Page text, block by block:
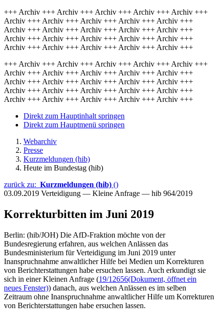
+++ Archiv +++ Archiv +++ Archiv +++ Archiv +++ Archiv +++
Archiv +++ Archiv +++ Archiv +++ Archiv +++ Archiv +++
Archiv +++ Archiv +++ Archiv +++ Archiv +++ Archiv +++
Archiv +++ Archiv +++ Archiv +++ Archiv +++ Archiv +++
Archiv +++ Archiv +++ Archiv +++ Archiv +++ Archiv +++
+++ Archiv +++ Archiv +++ Archiv +++ Archiv +++ Archiv +++
Archiv +++ Archiv +++ Archiv +++ Archiv +++ Archiv +++
Archiv +++ Archiv +++ Archiv +++ Archiv +++ Archiv +++
Archiv +++ Archiv +++ Archiv +++ Archiv +++ Archiv +++
Archiv +++ Archiv +++ Archiv +++ Archiv +++ Archiv +++
Direkt zum Hauptinhalt springen
Direkt zum Hauptmenü springen
Webarchiv
Presse
Kurzmeldungen (hib)
Heute im Bundestag (hib)
zurück zu: Kurzmeldungen (hib) ()
03.09.2019 Verteidigung — Kleine Anfrage — hib 964/2019
Korrekturbitten im Juni 2019
Berlin: (hib/JOH) Die AfD-Fraktion möchte von der
Bundesregierung erfahren, aus welchen Anlässen das
Bundesministerium für Verteidigung im Juni 2019 unter
Inanspruchnahme anwaltlicher Hilfe bei Medien um Korrekturen
von Berichterstattungen habe ersuchen lassen. Auch erkundigt sie
sich in einer Kleinen Anfrage (19/12656(Dokument, öffnet ein
neues Fenster)) danach, aus welchen Anlässen es im selben
Zeitraum ohne Inanspruchnahme anwaltlicher Hilfe um Korrekturen
von Berichterstattungen habe ersuchen lassen.